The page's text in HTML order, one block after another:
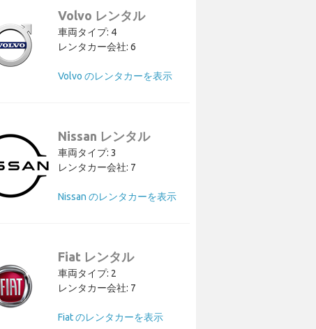
Volvo レンタル
車両タイプ: 4
レンタカー会社: 6
Volvo のレンタカーを表示
Nissan レンタル
車両タイプ: 3
レンタカー会社: 7
Nissan のレンタカーを表示
Fiat レンタル
車両タイプ: 2
レンタカー会社: 7
Fiat のレンタカーを表示